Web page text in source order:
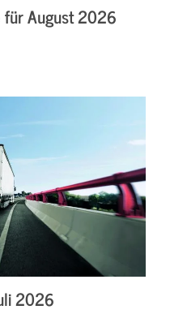
für August 2026
2026